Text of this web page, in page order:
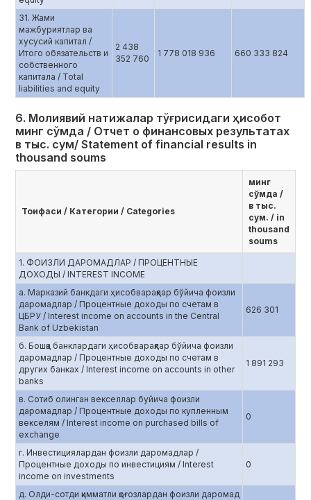
31. Жами
мажбуриятлар ва
хусусий капитал /
Итого обязательств и
собственного
капитала / Total
liabilities and equity
2 438
352 760
1 778 018 936 660 333 824
6. Молиявий натижалар тўғрисидаги ҳисобот
минг сўмда / Отчет о финансовых результатах
в тыс. сум/ Statement of financial results in
thousand soums
Тоифаси / Категории / Categories
минг
сўмда /
в тыс.
сум. / in
thousand
soums
1. ФОИЗЛИ ДАРОМАДЛАР / ПРОЦЕНТНЫЕ
ДОХОДЫ / INTEREST INCOME
a. Марказий банкдаги ҳисобварақлар бўйича фоизли
даромадлар / Процентные доходы по счетам в
ЦБРУ / Interest income on accounts in the Central
Bank of Uzbekistan
626 301
б. Бошқа банклардаги ҳисобварақлар бўйича фоизли
даромадлар / Процентные доходы по счетам в
других банках / Interest income on accounts in other
banks
1 891 293
в. Сотиб олинган векселлар буйича фоизли
даромадлар / Процентные доходы по купленным
векселям / Interest income on purchased bills of
exchange
0
г. Инвестициялардан фоизли даромадлар /
Процентные доходы по инвестициям / Interest
income on investments
0
д. Олди-сотди қимматли қоғозлардан фоизли даромад